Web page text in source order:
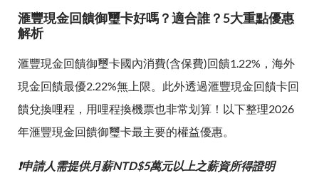
滙豐現金回饋御璽卡好嗎？適合誰？5大重點優惠
解析
滙豐現金回饋御璽卡國內消費(含保費)回饋1.22%，海外
現金回饋最優2.22%無上限。此外透過滙豐現金回饋卡回
饋兌換哩程，用哩程換機票也非常划算！以下整理2026
年滙豐現金回饋御璽卡最主要的權益優惠。
❗申請人需提供月薪NTD$5萬元以上之薪資所得證明